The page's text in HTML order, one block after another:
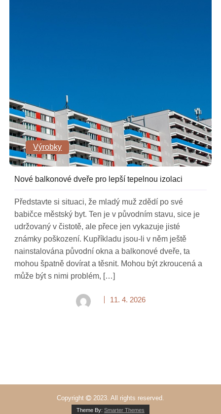
Výrobky
Nové balkonové dveře pro lepší tepelnou izolaci
Představte si situaci, že mladý muž zdědí po své
babičce městský byt. Ten je v původním stavu, sice je
udržovaný v čistotě, ale přece jen vykazuje jisté
známky poškození. Kupříkladu jsou-li v něm ještě
nainstalována původní okna a balkonové dveře, ta
mohou špatně dovírat a těsnit. Mohou být zkroucená a
může být s nimi problém, […]
11. 4. 2026
Copyright 2023. All rights reserved.
Theme By: Smarter Themes